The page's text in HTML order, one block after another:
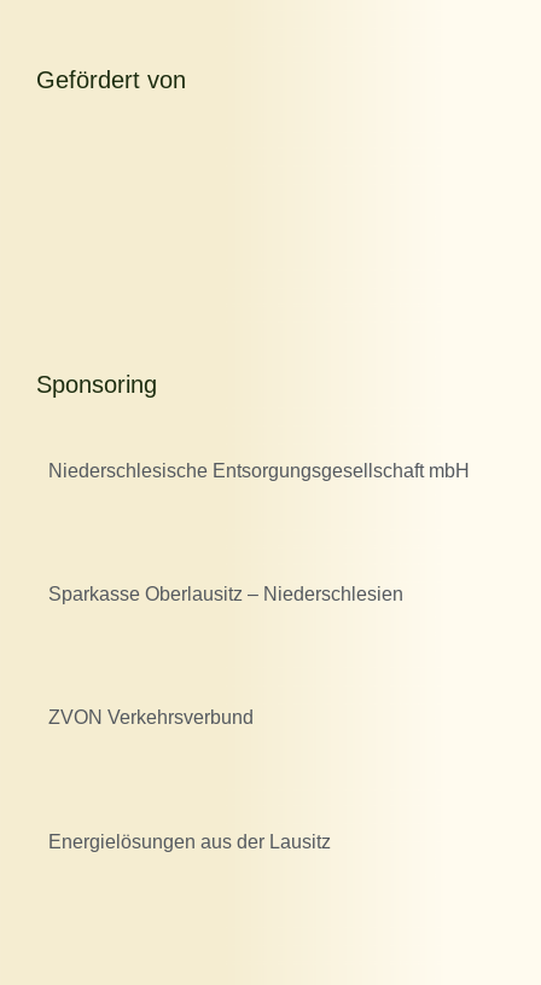
Gefördert von
Sponsoring
Niederschlesische Entsorgungsgesellschaft mbH
Sparkasse Oberlausitz – Niederschlesien
ZVON Verkehrsverbund
Energielösungen aus der Lausitz